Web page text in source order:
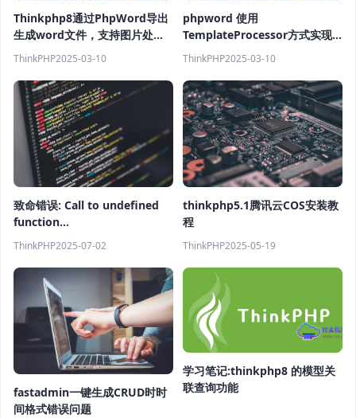
Thinkphp8通过PhpWord导出
生成word文件，支持图片处
理，富文本导出完整方案
ThinkPHP2025-03-10
phpword 使用
TemplateProcessor方式实现
在word模板中动态插入表格
ThinkPHP2025-03-10
致命错误: Call to undefined
function
addons\clicaptcha\library\imagettfbbox()
ThinkPHP2025-07-02
thinkphp5.1腾讯云COS安装教
程
ThinkPHP2025-05-19
fastadmin一键生成CRUD时时
间格式错误问题
学习笔记:thinkphp8 的模型关
联查询功能